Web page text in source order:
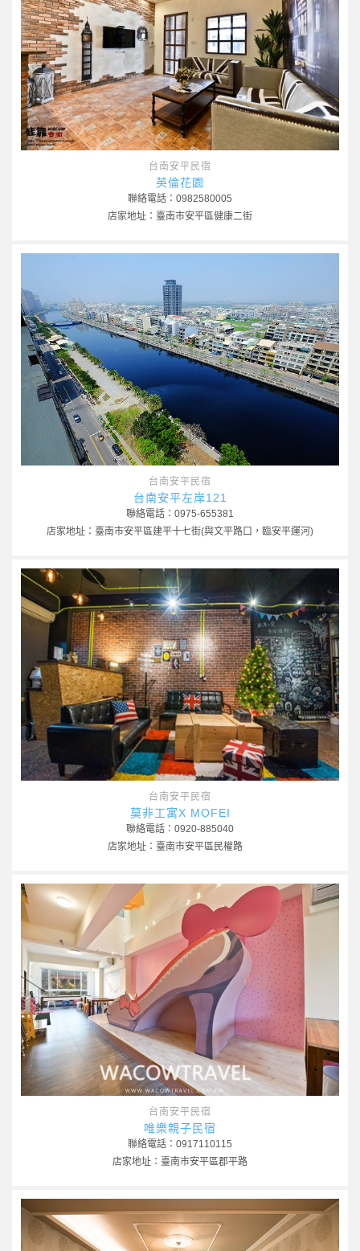
台南安平民宿
英倫花園
聯絡電話：0982580005
店家地址：臺南市安平區健康二街
台南安平民宿
台南安平左岸121
聯絡電話：0975-655381
店家地址：臺南市安平區建平十七街(與文平路口，臨安平運河)
台南安平民宿
莫非工寓X MOFEI
聯絡電話：0920-885040
店家地址：臺南市安平區民權路
台南安平民宿
唯樂親子民宿
聯絡電話：0917110115
店家地址：臺南市安平區郡平路